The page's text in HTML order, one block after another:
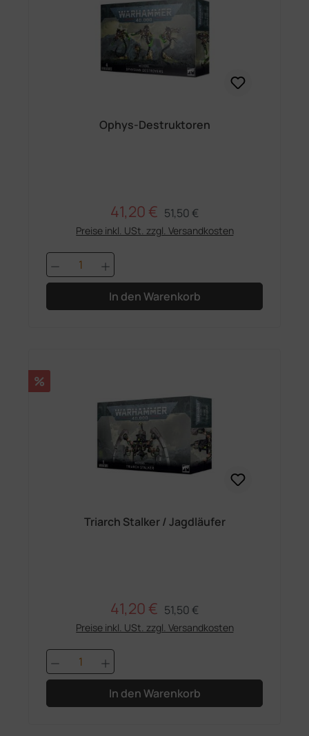
Ophys-Destruktoren
Verkaufspreis:
41,20 € Regulärer Preis:
51,50 €
Preise inkl. USt. zzgl. Versandkosten
Produkt Anzahl: Gib den
In den Warenkorb
Rabatt
%
Triarch Stalker / Jagdläufer
Verkaufspreis:
41,20 € Regulärer Preis:
51,50 €
Preise inkl. USt. zzgl. Versandkosten
Produkt Anzahl: Gib den
In den Warenkorb